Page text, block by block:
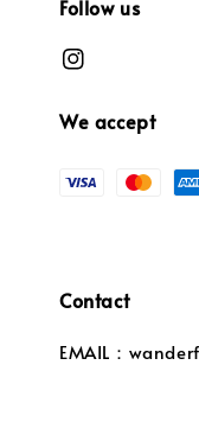
Follow us
We accept
Contact
EMAIL：